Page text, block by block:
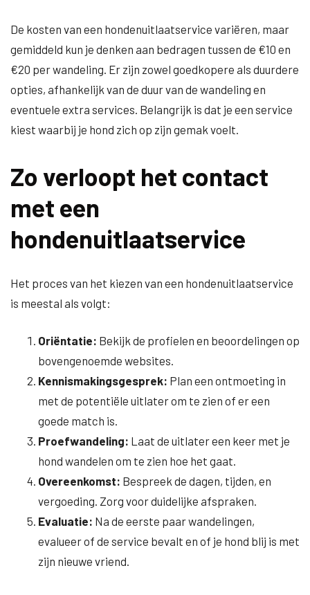
De kosten van een hondenuitlaatservice variëren, maar
gemiddeld kun je denken aan bedragen tussen de €10 en
€20 per wandeling. Er zijn zowel goedkopere als duurdere
opties, afhankelijk van de duur van de wandeling en
eventuele extra services. Belangrijk is dat je een service
kiest waarbij je hond zich op zijn gemak voelt.
Zo verloopt het contact
met een
hondenuitlaatservice
Het proces van het kiezen van een hondenuitlaatservice
is meestal als volgt:
Oriëntatie: Bekijk de profielen en beoordelingen op
bovengenoemde websites.
Kennismakingsgesprek: Plan een ontmoeting in
met de potentiële uitlater om te zien of er een
goede match is.
Proefwandeling: Laat de uitlater een keer met je
hond wandelen om te zien hoe het gaat.
Overeenkomst: Bespreek de dagen, tijden, en
vergoeding. Zorg voor duidelijke afspraken.
Evaluatie: Na de eerste paar wandelingen,
evalueer of de service bevalt en of je hond blij is met
zijn nieuwe vriend.